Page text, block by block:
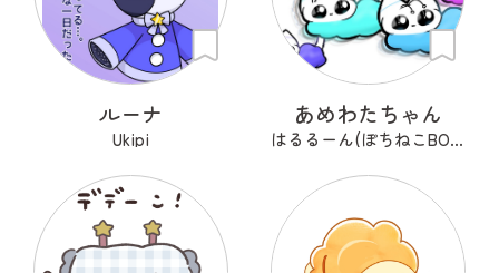
ルーナ
Ukipi
あめわたちゃん
はるるーん(ぽちねこBOOKS)